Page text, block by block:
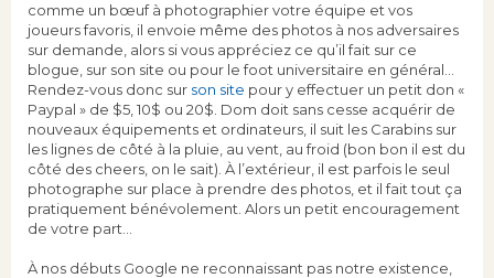
comme un bœuf à photographier votre équipe et vos
joueurs favoris, il envoie même des photos à nos adversaires
sur demande, alors si vous appréciez ce qu’il fait sur ce
blogue, sur son site ou pour le foot universitaire en général…
Rendez-vous donc sur son site pour y effectuer un petit don «
Paypal » de $5, 10$ ou 20$. Dom doit sans cesse acquérir de
nouveaux équipements et ordinateurs, il suit les Carabins sur
les lignes de côté à la pluie, au vent, au froid (bon bon il est du
côté des cheers, on le sait). À l’extérieur, il est parfois le seul
photographe sur place à prendre des photos, et il fait tout ça
pratiquement bénévolement. Alors un petit encouragement
de votre part…
À nos débuts Google ne reconnaissant pas notre existence,